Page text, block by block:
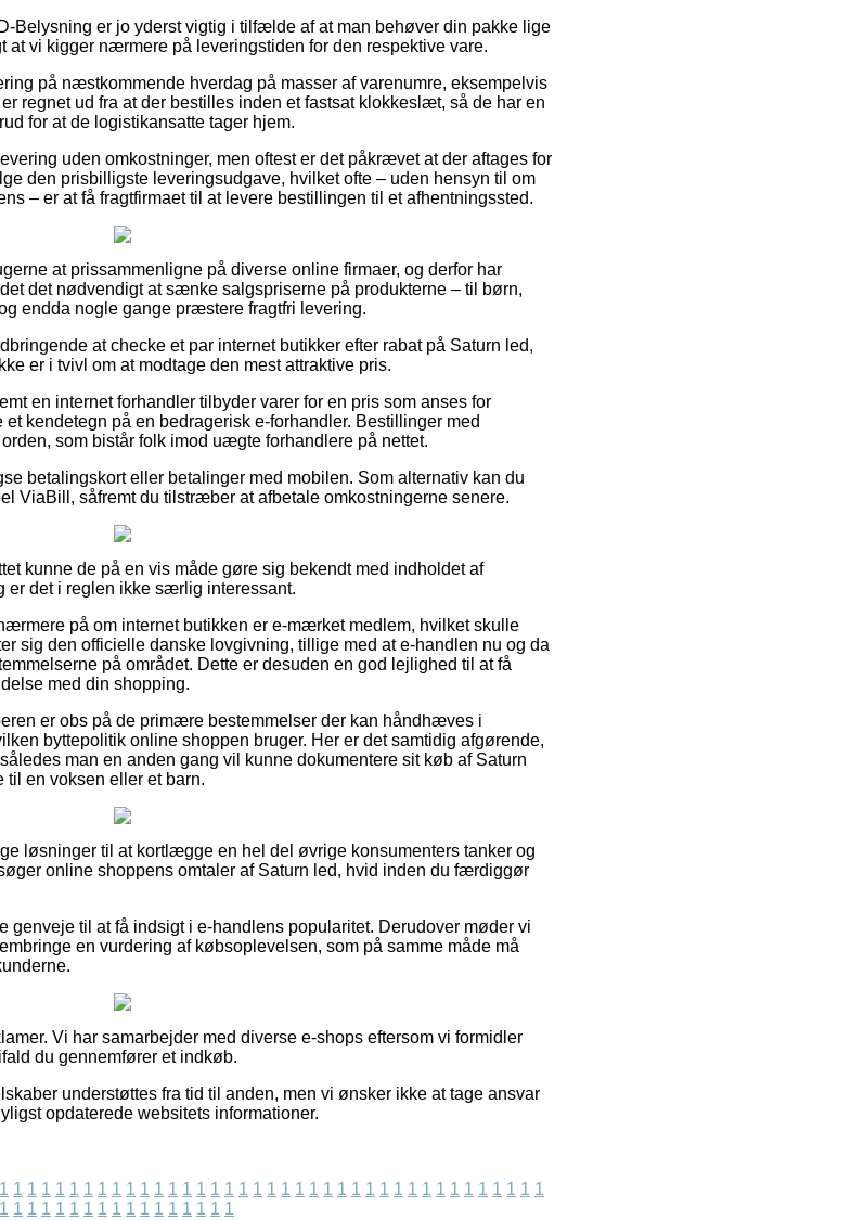
Belysning er jo yderst vigtig i tilfælde af at man behøver din pakke lige
at vi kigger nærmere på leveringstiden for den respektive vare.
på næstkommende hverdag på masser af varenumre, eksempelvis
regnet ud fra at der bestilles inden et fastsat klokkeslæt, så de har en
for at de logistikansatte tager hjem.
uden omkostninger, men oftest er det påkrævet at der aftages for
den prisbilligste leveringsudgave, hvilket ofte – uden hensyn til om
– er at få fragtfirmaet til at levere bestillingen til et afhentningssted.
at prissammenligne på diverse online firmaer, og derfor har
det nødvendigt at sænke salgspriserne på produkterne – til børn,
endda nogle gange præstere fragtfri levering.
at checke et par internet butikker efter rabat på Saturn led,
er i tvivl om at modtage den mest attraktive pris.
en internet forhandler tilbyder varer for en pris som anses for
kendetegn på en bedragerisk e-forhandler. Bestillinger med
som bistår folk imod uægte forhandlere på nettet.
betalingskort eller betalinger med mobilen. Som alternativ kan du
ViaBill, såfremt du tilstræber at afbetale omkostningerne senere.
kunne de på en vis måde gøre sig bekendt med indholdet af
er det i reglen ikke særlig interessant.
på om internet butikken er e-mærket medlem, hvilket skulle
sig den officielle danske lovgivning, tillige med at e-handlen nu og da
på området. Dette er desuden en god lejlighed til at få
med din shopping.
er obs på de primære bestemmelser der kan håndhæves i
byttepolitik online shoppen bruger. Her er det samtidig afgørende,
man en anden gang vil kunne dokumentere sit køb af Saturn
til en voksen eller et barn.
løsninger til at kortlægge en hel del øvrige konsumenters tanker og
online shoppens omtaler af Saturn led, hvid inden du færdiggør
genveje til at få indsigt i e-handlens popularitet. Derudover møder vi
en vurdering af købsoplevelsen, som på samme måde må
Vi har samarbejder med diverse e-shops eftersom vi formidler
du gennemfører et indkøb.
understøttes fra tid til anden, men vi ønsker ikke at tage ansvar
opdaterede websitets informationer.
1 1 1 1 1 1 1 1 1 1 1 1 1 1 1 1 1 1 1 1 1 1 1 1 1 1 1 1 1 1 1 1 1 1 1 1 1 1 1
1 1 1 1 1 1 1 1 1 1 1 1 1 1 1 1 1